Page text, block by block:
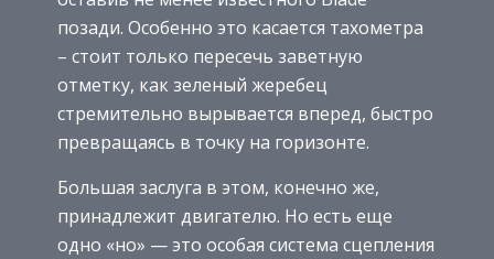
позади. Особенно это касается тахометра
– стоит только пересечь заветную
отметку, как зеленый жеребец
стремительно вырывается вперед, быстро
превращаясь в точку на горизонте.
Большая заслуга в этом, конечно же,
принадлежит двигателю. Но есть еще
одно «но» — это особая система сцепления